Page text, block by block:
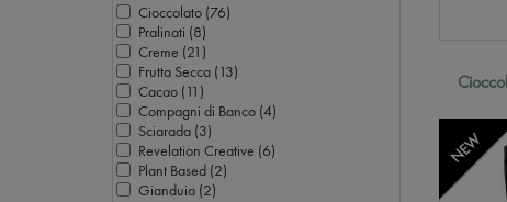
Cioccolato (76)
Pralinati (8)
Creme (21 )
Frutta Secca (13)
Cacao (11 )
Compagni di Banco (4)
Sciarada (3)
Revelation Creative (6)
Plant Based (2)
Gianduia (2)
NEW